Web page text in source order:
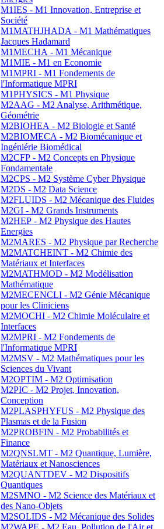
M1IES - M1 Innovation, Entreprise et
Société
M1MATHJHADA - M1 Mathématiques
Jacques Hadamard
M1MECHA - M1 Mécanique
M1MIE - M1 en Economie
M1MPRI - M1 Fondements de
l'Informatique MPRI
M1PHYSICS - M1 Physique
M2AAG - M2 Analyse, Arithmétique,
Géométrie
M2BIOHEA - M2 Biologie et Santé
M2BIOMECA - M2 Biomécanique et
Ingéniérie Biomédical
M2CFP - M2 Concepts en Physique
Fondamentale
M2CPS - M2 Système Cyber Physique
M2DS - M2 Data Science
M2FLUIDS - M2 Mécanique des Fluides
M2GI - M2 Grands Instruments
M2HEP - M2 Physique des Hautes
Energies
M2MARES - M2 Physique par Recherche
M2MATCHEINT - M2 Chimie des
Matériaux et Interfaces
M2MATHMOD - M2 Modélisation
Mathématique
M2MECENCLI - M2 Génie Mécanique
pour les Cliniciens
M2MOCHI - M2 Chimie Moléculaire et
Interfaces
M2MPRI - M2 Fondements de
l'Informatique MPRI
M2MSV - M2 Mathématiques pour les
Sciences du Vivant
M2OPTIM - M2 Optimisation
M2PIC - M2 Projet, Innovation,
Conception
M2PLASPHYFUS - M2 Physique des
Plasmas et de la Fusion
M2PROBFIN - M2 Probabilités et
Finance
M2QNSLMT - M2 Quantique, Lumière,
Matériaux et Nanosciences
M2QUANTDEV - M2 Dispositifs
Quantiques
M2SMNO - M2 Science des Matériaux et
des Nano-Objets
M2SOLIDS - M2 Mécanique des Solides
M2WAPE - M2 Eau, Pollution de l'Air et